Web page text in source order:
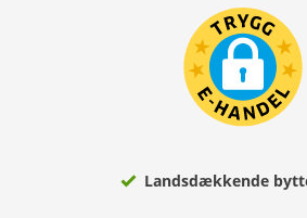
Landsdækkende